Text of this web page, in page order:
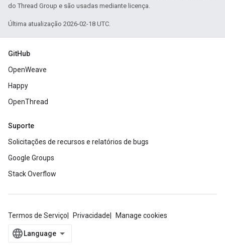
do Thread Group e são usadas mediante licença.
Última atualização 2026-02-18 UTC.
GitHub
OpenWeave
Happy
OpenThread
Suporte
Solicitações de recursos e relatórios de bugs
Google Groups
Stack Overflow
Termos de Serviço Privacidade Manage cookies